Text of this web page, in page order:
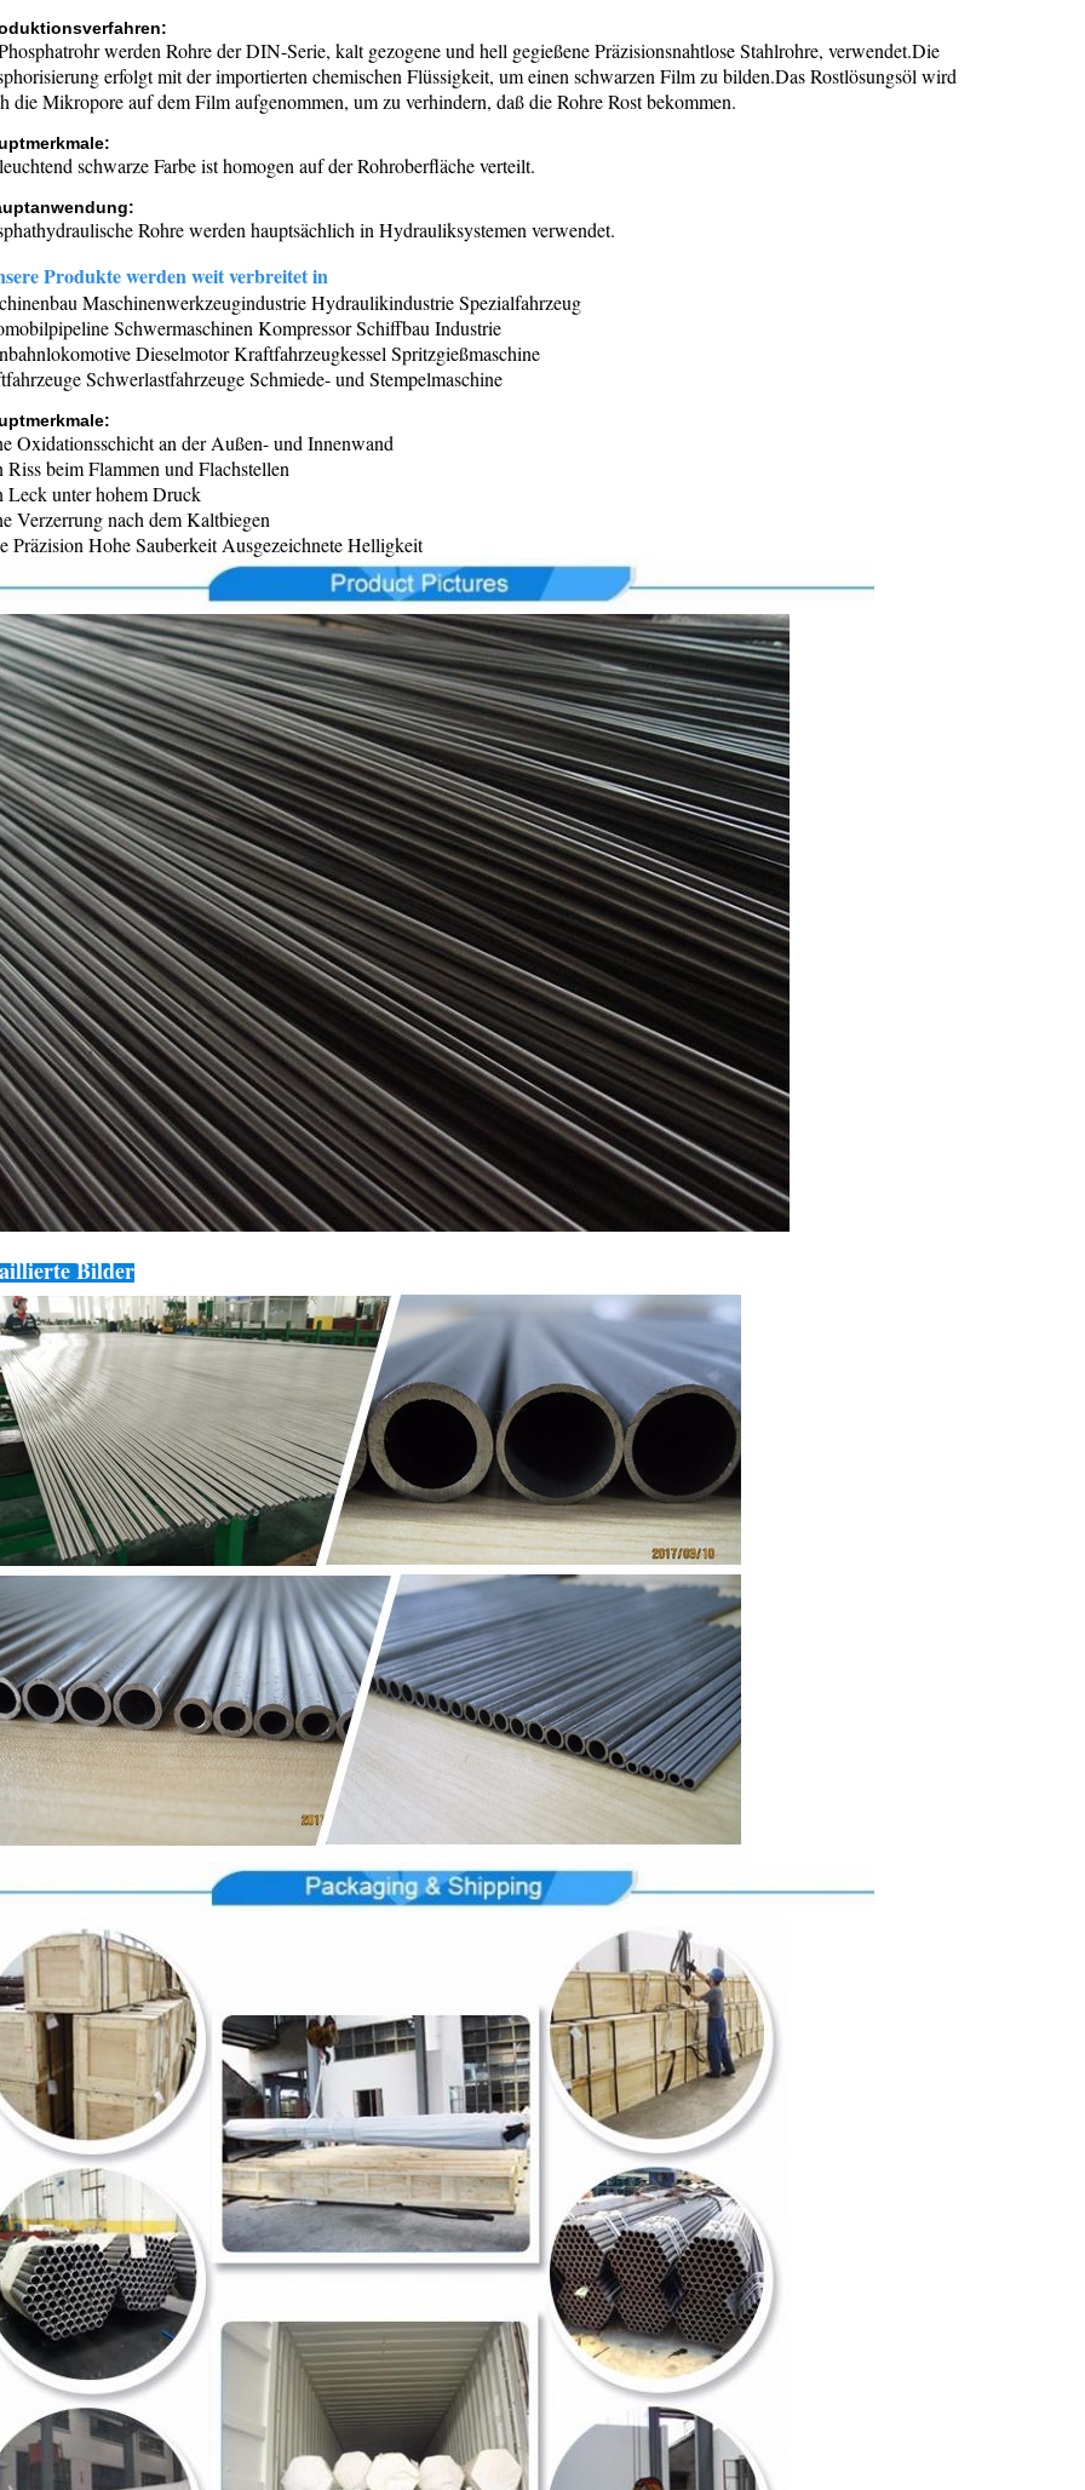
werden Rohre der DIN-Serie, kalt gezogene und hell gegießene Präzisionsnahtlose Stahlrohre, verwendet.Die
erfolgt mit der importierten chemischen Flüssigkeit, um einen schwarzen Film zu bilden.Das Rostlösungsöl wird
die Mikropore auf dem Film aufgenommen, um zu verhindern, daß die Rohre Rost bekommen.
schwarze Farbe ist homogen auf der Rohroberfläche verteilt.
Rohre werden hauptsächlich in Hydrauliksystemen verwendet.
Produkte werden weit verbreitet in
Maschinenwerkzeugindustrie Hydraulikindustrie Spezialfahrzeug
Schwermaschinen Kompressor Schiffbau Industrie
Dieselmotor Kraftfahrzeugkessel Spritzgießmaschine
Schwerlastfahrzeuge Schmiede- und Stempelmaschine
Oxidationsschicht an der Außen- und Innenwand
Riss beim Flammen und Flachstellen
Leck unter hohem Druck
Verzerrung nach dem Kaltbiegen
Präzision Hohe Sauberkeit Ausgezeichnete Helligkeit
Bilder